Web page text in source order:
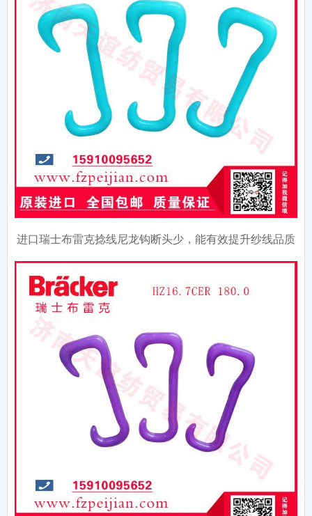
进口瑞士布雷克捻线尼龙钩断头少，能有效提升纱线品质